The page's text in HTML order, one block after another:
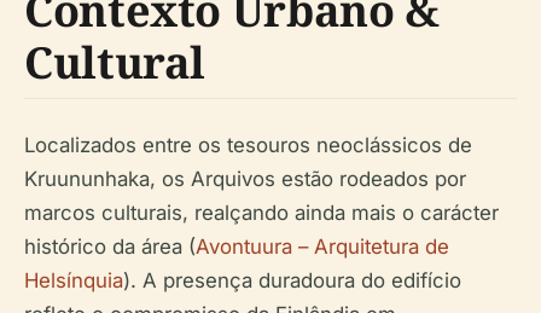
Cultural
Localizados entre os tesouros neoclássicos de
Kruununhaka, os Arquivos estão rodeados por
marcos culturais, realçando ainda mais o carácter
histórico da área (Avontuura – Arquitetura de
Helsínquia). A presença duradoura do edifício